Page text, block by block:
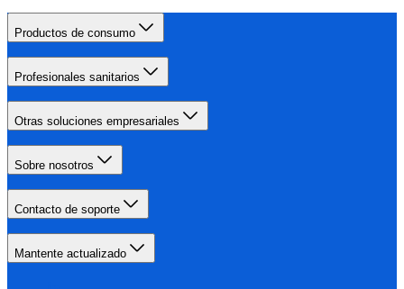
Productos de consumo
Profesionales sanitarios
Otras soluciones empresariales
Sobre nosotros
Contacto de soporte
Mantente actualizado